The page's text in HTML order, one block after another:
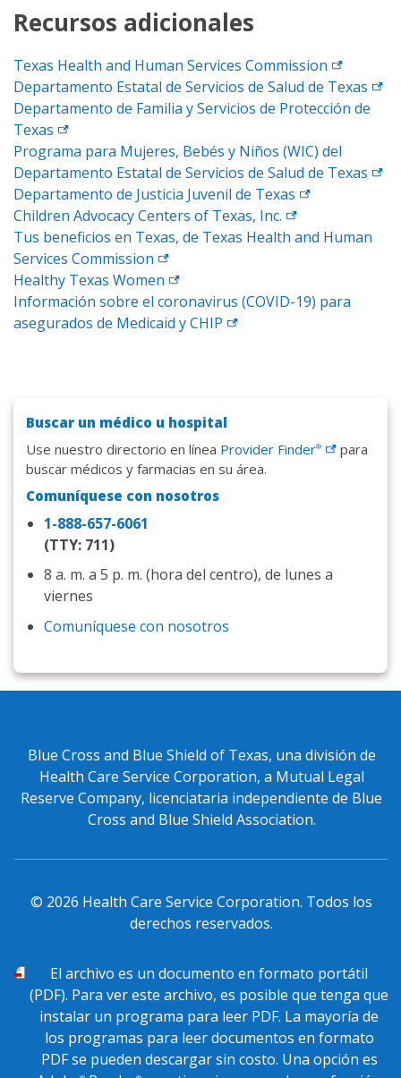
Recursos adicionales
Texas Health and Human Services Commission
Departamento Estatal de Servicios de Salud de Texas
Departamento de Familia y Servicios de Protección de
Texas
Programa para Mujeres, Bebés y Niños (WIC) del
Departamento Estatal de Servicios de Salud de Texas
Departamento de Justicia Juvenil de Texas
Children Advocacy Centers of Texas, Inc.
Tus beneficios en Texas, de Texas Health and Human
Services Commission
Healthy Texas Women
Información sobre el coronavirus (COVID-19) para
asegurados de Medicaid yCHIP
Buscar un médico u hospital
Use nuestro directorio en línea Provider Finder®
para
buscar médicos y farmacias en su área.
Comuníquese con nosotros
1-888-657-6061
(TTY: 711)
8 a. m. a 5 p. m. (hora del centro), de lunes a
viernes
Comuníquese con nosotros
Blue Cross and Blue Shield of Texas, una división de
Health Care Service Corporation, a Mutual Legal
Reserve Company, licenciataria independiente de Blue
Cross and Blue Shield Association.
© 2026 Health Care Service Corporation. Todos los
derechos reservados.
El archivoPDF
es un documento en formato portátil
(PDF). Para ver este archivo, es posible que tenga que
instalar un programa para leer PDF. La mayoría de
los programas para leer documentos en formato
PDF se pueden descargar sin costo. Una opción es